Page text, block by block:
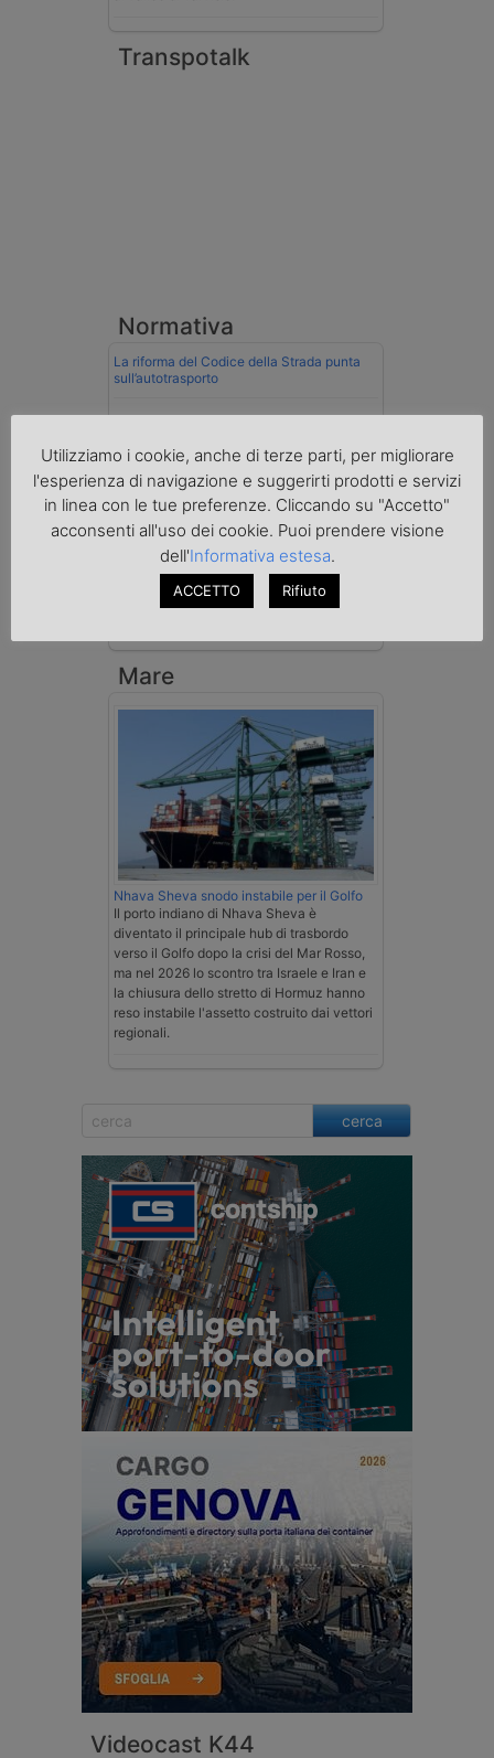
Transpotalk
Normativa
La riforma del Codice della Strada punta
sull’autotrasporto
Cassazione conferma validità multe per
velocità col cronotachigrafo
La Cassazione conferma la qualifica di
spedizioniere-vettore
Esenzione Iva nei trasporti internazionali
Mare
Nhava Sheva snodo instabile per il Golfo
Il porto indiano di Nhava Sheva è
diventato il principale hub di trasbordo
verso il Golfo dopo la crisi del Mar Rosso,
ma nel 2026 lo scontro tra Israele e Iran e
la chiusura dello stretto di Hormuz hanno
reso instabile l'assetto costruito dai vettori
regionali.
cerca
Videocast K44
Utilizziamo i cookie, anche di terze parti, per migliorare
l'esperienza di navigazione e suggerirti prodotti e servizi
in linea con le tue preferenze. Cliccando su "Accetto"
acconsenti all'uso dei cookie. Puoi prendere visione
dell'Informativa estesa.
ACCETTO Rifiuto